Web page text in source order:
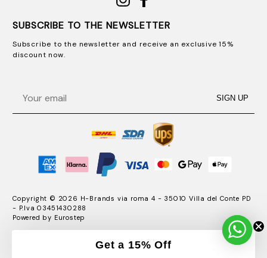
SUBSCRIBE TO THE NEWSLETTER
Subscribe to the newsletter and receive an exclusive 15%
discount now.
SIGN UP
Copyright © 2026 H-Brands via roma 4 - 35010 Villa del Conte PD
- P.Iva 03451430288
Powered by Eurostep
Get a 15% Off